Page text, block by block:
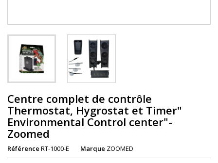
Centre complet de contrôle
Thermostat, Hygrostat et Timer"
Environmental Control center"-
Zoomed
Référence RT-1000-E Marque ZOOMED